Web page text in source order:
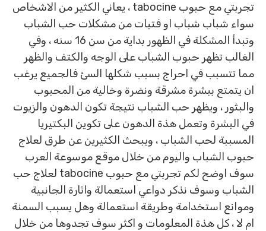
تجربتي مع حبوب tabocine ، يعاني الكثير من الاشخاص
سواء شباب شباب او فتيات من مشكلات حب الشباب
وتبدأ المشكلة في الظهور بداية من سن 16 سنه ، وفي
الغالب تظهر حبوب الشباب على الوجه والكتف والظهر
مما تتسبب في احراج بسبب شكلها السئ فالجميع يرغب
ان يتمتع ببشرة مشرقة ونضرة وخالية من المحبوب
والبثور ، ويظهر حب الشباب نتيجة تكون الدهون والزيوت
في البشرة وتعمل هذة الدهون على تكوين البكتيريا
المسببة لحب الشباب ، ويبحث الكثيرين عن طرق لعلاج
حبوب الشباب واليوم من خلال موقع موسوعة العرب
سوف اوضح لكم تجربتي مع حبوب tabocine لعلاج حب
الشباب وسوف نذكر دواعي استعمالة واثارة الجانبية
وموانع استخدامة وطريقة استعمالة وهل يسبب السمنة
ام لا ، كل هذة المعلومات و اكثر سوف تجدوها من خلال